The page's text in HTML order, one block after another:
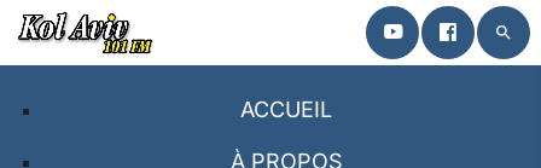
search
close
ACCUEIL
À PROPOS